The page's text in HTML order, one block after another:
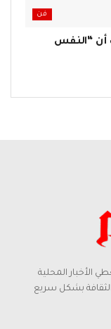
فن
أن “النفس
الأخبار المحلية
بشكل سريع